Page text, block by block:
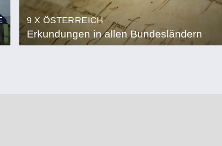
9 X ÖSTERREICH
Erkundungen in allen Bundesländern